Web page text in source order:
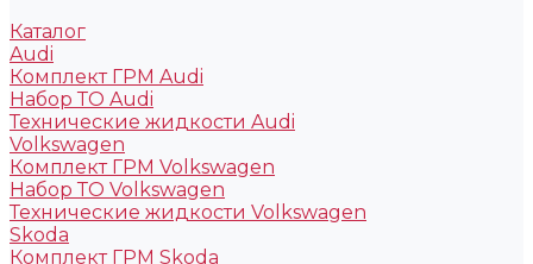
Каталог
Audi
Комплект ГРМ Audi
Набор ТО Audi
Технические жидкости Audi
Volkswagen
Комплект ГРМ Volkswagen
Набор ТО Volkswagen
Технические жидкости Volkswagen
Skoda
Комплект ГРМ Skoda